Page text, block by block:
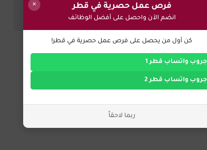
× فرص عمل حصرية في قطر
انضم الآن واحصل على أفضل الوظائف
كن أول من يحصل على فرص عمل حصرية في قطر!
جروب واتساب قطر 1
جروب واتساب قطر 2
ربما لاحقاً